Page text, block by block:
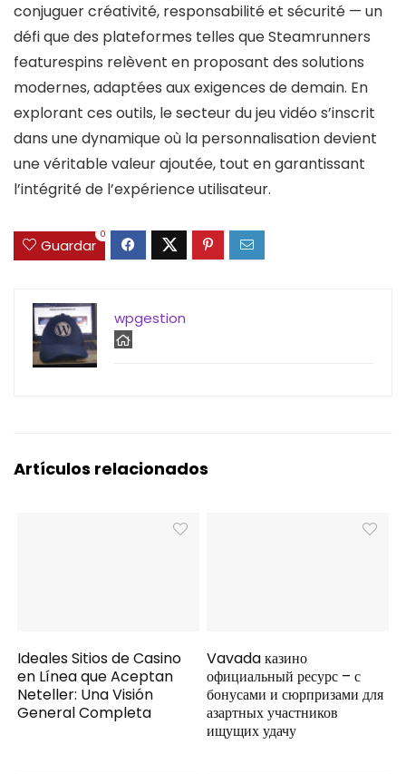
conjuguer créativité, responsabilité et sécurité — un
défi que des plateformes telles que Steamrunners
featurespins relèvent en proposant des solutions
modernes, adaptées aux exigences de demain. En
explorant ces outils, le secteur du jeu vidéo s’inscrit
dans une dynamique où la personnalisation devient
une véritable valeur ajoutée, tout en garantissant
l’intégrité de l’expérience utilisateur.
Guardar
0
wpgestion
Artículos relacionados
Ideales Sitios de Casino
en Línea que Aceptan
Neteller: Una Visión
General Completa
Vavada казино
официальный ресурс – с
бонусами и сюрпризами для
азартных участников
ищущих удачу